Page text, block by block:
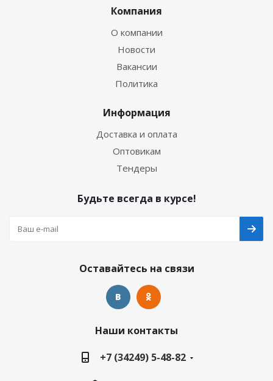
Компания
О компании
Новости
Вакансии
Политика
Информация
Доставка и оплата
Оптовикам
Тендеры
Будьте всегда в курсе!
Оставайтесь на связи
Наши контакты
+7 (34249) 5-48-82